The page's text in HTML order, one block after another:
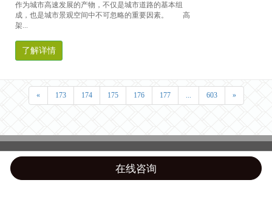
作为城市高速发展的产物，不仅是城市道路的基本组
成，也是城市景观空间中不可忽略的重要因素。 高
架...
了解详情
« 173 174 175 176 177 ... 603 »
Top
在线咨询